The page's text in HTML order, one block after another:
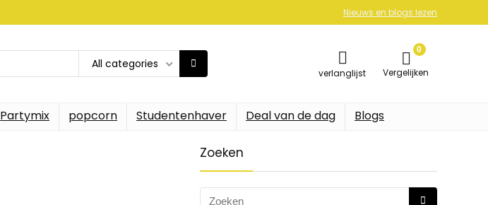
Nieuws en blogs lezen
All categories
verlanglijst
0
Vergelijken
Partymix popcorn Studentenhaver Deal van de dag Blogs
Zoeken